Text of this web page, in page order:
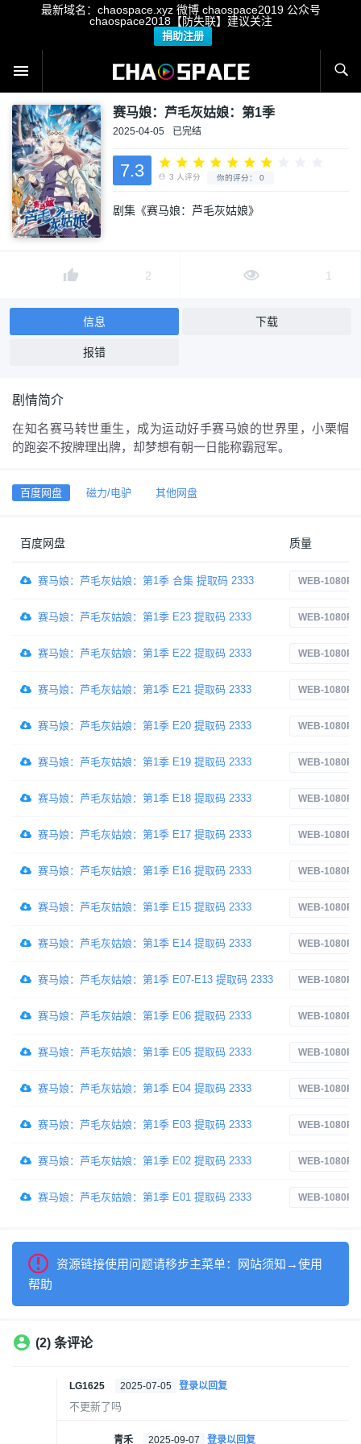
最新域名：chaospace.xyz 微博 chaospace2019 公众号
chaospace2018【防失联】建议关注
捐助注册
赛马娘：芦毛灰姑娘：第1季
2025-04-05 已完结
7.3
剧集《赛马娘：芦毛灰姑娘》
2 1
信息 下载
报错
剧情简介
在知名赛马转世重生，成为运动好手赛马娘的世界里，小栗帽
的跑姿不按牌理出牌，却梦想有朝一日能称霸冠军。
百度网盘 磁力/电驴 其他网盘
百度网盘 质量
赛马娘：芦毛灰姑娘：第1季 合集 提取码 2333 WEB-1080P
赛马娘：芦毛灰姑娘：第1季 E23 提取码 2333 WEB-1080P
赛马娘：芦毛灰姑娘：第1季 E22 提取码 2333 WEB-1080P
赛马娘：芦毛灰姑娘：第1季 E21 提取码 2333 WEB-1080P
赛马娘：芦毛灰姑娘：第1季 E20 提取码 2333 WEB-1080P
赛马娘：芦毛灰姑娘：第1季 E19 提取码 2333 WEB-1080P
赛马娘：芦毛灰姑娘：第1季 E18 提取码 2333 WEB-1080P
赛马娘：芦毛灰姑娘：第1季 E17 提取码 2333 WEB-1080P
赛马娘：芦毛灰姑娘：第1季 E16 提取码 2333 WEB-1080P
赛马娘：芦毛灰姑娘：第1季 E15 提取码 2333 WEB-1080P
赛马娘：芦毛灰姑娘：第1季 E14 提取码 2333 WEB-1080P
赛马娘：芦毛灰姑娘：第1季 E07-E13 提取码 2333 WEB-1080P
赛马娘：芦毛灰姑娘：第1季 E06 提取码 2333 WEB-1080P
赛马娘：芦毛灰姑娘：第1季 E05 提取码 2333 WEB-1080P
赛马娘：芦毛灰姑娘：第1季 E04 提取码 2333 WEB-1080P
赛马娘：芦毛灰姑娘：第1季 E03 提取码 2333 WEB-1080P
赛马娘：芦毛灰姑娘：第1季 E02 提取码 2333 WEB-1080P
赛马娘：芦毛灰姑娘：第1季 E01 提取码 2333 WEB-1080P
资源链接使用问题请移步主菜单：网站须知→使用
帮助
(2) 条评论
LG1625 2025-07-05 登录以回复
不更新了吗
青禾 2025-09-07 登录以回复